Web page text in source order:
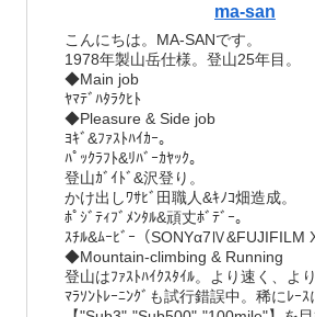
ma-san
こんにちは。MA-SANです。
1978年製山岳仕様。登山25年目。
◆Main job
ﾔﾏﾃﾞﾊﾀﾗｸﾋﾄ
◆Pleasure & Side job
ﾖｷﾞ&ﾌｧｽﾄﾊｲｶｰ。
ﾊﾟｯｸﾗﾌﾄ&ﾘﾊﾞｰｶﾔｯｸ。
登山ｶﾞｲﾄﾞ&沢登り。
かけ出しﾜｻﾋﾞ田職人&ｷﾉｺ畑造成。
ﾎﾟｼﾞﾃｨﾌﾞﾒﾝﾀﾙ&頑丈ﾎﾞﾃﾞｰ。
ｽﾁﾙ&ﾑｰﾋﾞｰ（SONYα7Ⅳ&FUJIFILM
◆Mountain-climbing & Running
登山はﾌｧｽﾄﾊｲｸｽﾀｲﾙ。より速く、よ
ﾏﾗｿﾝﾄﾚｰﾆﾝｸﾞも試行錯誤中。稀にﾚｰ